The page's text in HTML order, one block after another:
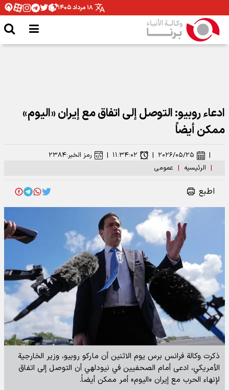
۱۸ مرداد ۱۴۰۵
ادعاء روبیو: التوصل إلى اتفاق مع إيران «اليوم»
ممكن أيضاً
| الرئیسیه | عمومی
| ۲۰۲۶/۰۵/۲۵ | ۱۱:۳۴:۰۲ | رمز الخبر:۲۳۸۴
اطبع
ذكرت وكالة فرانس برس يوم الاثنين أن ماركو روبيو، وزير الخارجية
الأمريكي، ادعى أمام الصحفيين في نيودلهي أن التوصل إلى اتفاق
لإنهاء الحرب مع إيران «اليوم» أمر ممكن أيضاً.